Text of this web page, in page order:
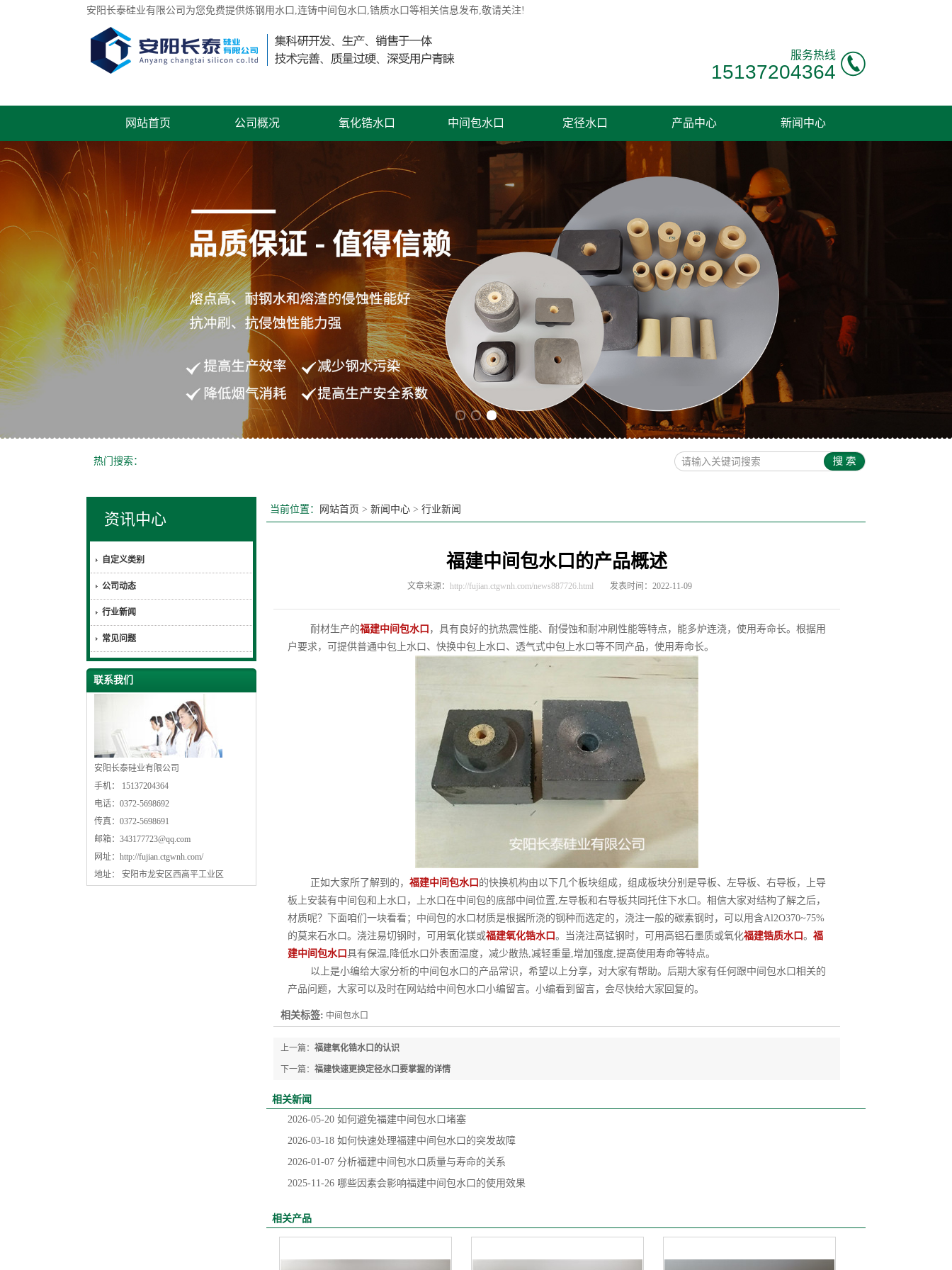
安阳长泰硅业有限公司为您免费提供炼钢用水口 ,连铸中间包水口,锆质水口等相关信息发布,敬请关注!
服务热线
15137204364
网站首页 公司概况 氧化锆水口 中间包水口 定径水口 产品中心 新闻中心
联系我们
热门搜索：
资讯中心
自定义类别
公司动态
行业新闻
常见问题
联系我们
安阳长泰硅业有限公司
手机： 15137204364
电话：0372-5698692
传真：0372-5698691
邮箱： 343177723@qq.com
网址： http://fujian.ctgwnh.com/
地址： 安阳市龙安区西高平工业区
当前位置： 网站首页 > 新闻中心 > 行业新闻
福建中间包水口的产品概述
文章来源： http://fujian.ctgwnh.com/news887726.html 发表时间：2022-11-09
耐材生产的福建中间包水口 ，具有良好的抗热震性能、耐侵蚀和耐冲刷性能等特点，能多炉连浇，使用寿命长。根据用
户要求，可提供普通中包上水口、快换中包上水口、透气式中包上水口等不同产品，使用寿命长。
正如大家所了解到的， 福建中间包水口 的快换机构由以下几个板块组成，组成板块分别是导板、左导板、右导板，上导
板上安装有中间包和上水口，上水口在中间包的底部中间位置,左导板和右导板共同托住下水口。相信大家对结构了解之后，
材质呢？下面咱们一块看看；中间包的水口材质是根据所浇的钢种而选定的，浇注一般的碳素钢时，可以用含Al2O370~75%
的莫来石水口。浇注易切钢时，可用氧化镁或福建氧化锆水口。当浇注高锰钢时，可用高铝石墨质或氧化福建锆质水口。 福
建中间包水口具有保温,降低水口外表面温度，减少散热,减轻重量,增加强度,提高使用寿命等特点。
以上是小编给大家分析的中间包水口的产品常识，希望以上分享，对大家有帮助。后期大家有任何跟中间包水口相关的
产品问题，大家可以及时在网站给中间包水口小编留言。小编看到留言，会尽快给大家回复的。
相关标签: 中间包水口
上一篇： 福建氧化锆水口的认识
下一篇： 福建快速更换定径水口要掌握的详情
相关新闻
2026-05-20 如何避免福建中间包水口堵塞
2026-03-18 如何快速处理福建中间包水口的突发故障
2026-01-07 分析福建中间包水口质量与寿命的关系
2025-11-26 哪些因素会影响福建中间包水口的使用效果
相关产品